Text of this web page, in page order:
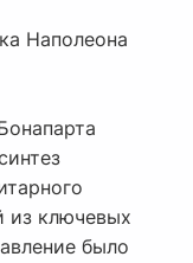
Наполеона
из ключевых
было